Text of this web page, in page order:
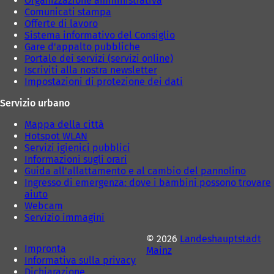
a
)
d
Comunicati stampa
Offerte di lavoro
Sistema informativo del Consiglio
Gare d'appalto pubbliche
Portale dei servizi (servizi online)
Iscriviti alla nostra newsletter
Impostazioni di protezione dei dati
Servizio urbano
Mappa della città
Hotspot WLAN
Servizi igienici pubblici
Informazioni sugli orari
Guida all'allattamento e al cambio del pannolino
Ingresso di emergenza: dove i bambini possono trovare
aiuto
Webcam
Servizio immagini
Impronta
Informativa sulla privacy
© 2026 Landeshauptstadt
Mainz